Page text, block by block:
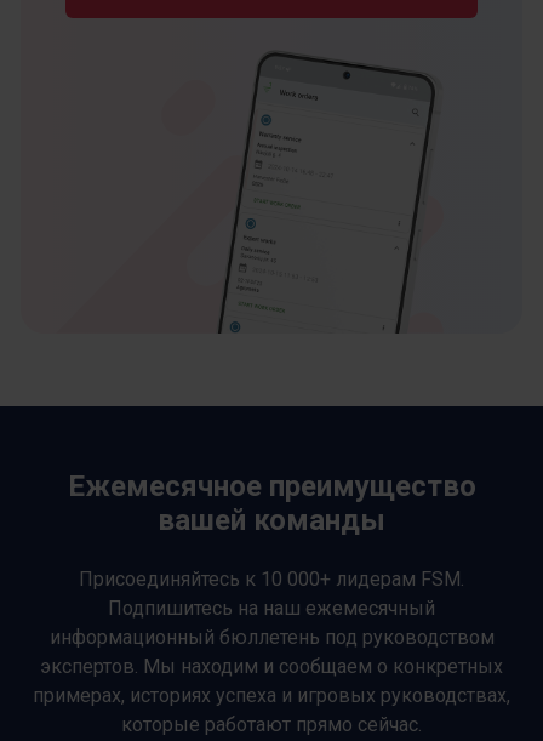
Ежемесячное преимущество
вашей команды
Присоединяйтесь к 10 000+ лидерам FSM.
Подпишитесь на наш ежемесячный
информационный бюллетень под руководством
экспертов. Мы находим и сообщаем о конкретных
примерах, историях успеха и игровых руководствах,
которые работают прямо сейчас.